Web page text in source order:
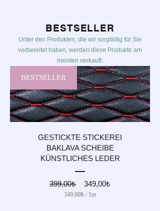
BESTSELLER
Unter den Produkten, die wir sorgfältig für Sie
vorbereitet haben, werden diese Produkte am
meisten verkauft.
BESTSELLER
GESTICKTE STICKEREI
BAKLAVA SCHEIBE
KÜNSTLICHES LEDER
399,00₺ Standardpreis
349,00₺
349,00₺ / 1m